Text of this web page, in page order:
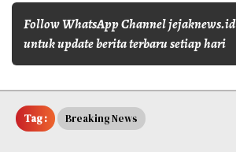
Follow WhatsApp Channel jejaknews.id
untuk update berita terbaru setiap hari
Tag : Breaking News